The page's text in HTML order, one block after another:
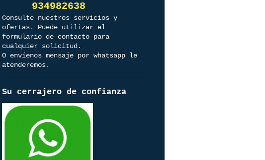
934982638
Consulte nuestros servicios y
ofertas. Puede utilizar el
formulario de contacto para
cualquier solicitud.
O envíenos mensaje por whatsapp le
atenderemos.
Su cerrajero de confianza